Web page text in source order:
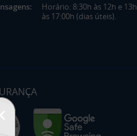
Horário: 8:30h às 12h e 13h
às 17:00h (dias úteis).